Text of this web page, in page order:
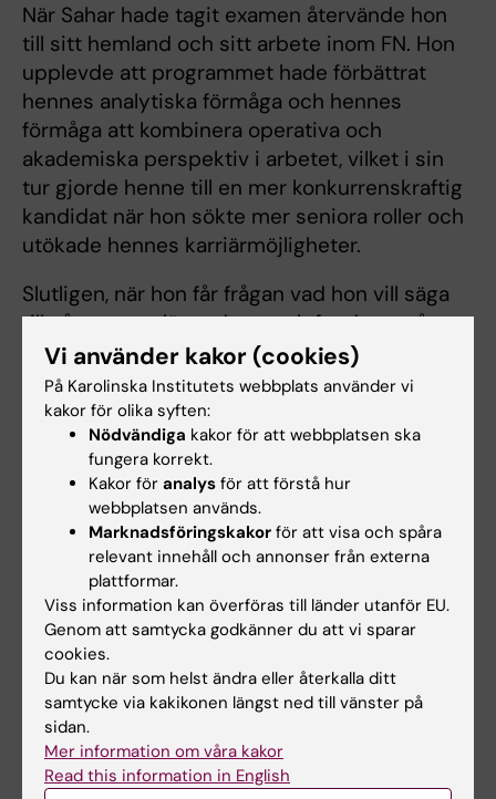
När Sahar hade tagit examen återvände hon
till sitt hemland och sitt arbete inom FN. Hon
upplevde att programmet hade förbättrat
hennes analytiska förmåga och hennes
förmåga att kombinera operativa och
akademiska perspektiv i arbetet, vilket i sin
tur gjorde henne till en mer konkurrenskraftig
kandidat när hon sökte mer seniora roller och
utökade hennes karriärmöjligheter.
Slutligen, när hon får frågan vad hon vill säga
till någon som läser detta och funderar på att
söka till masterprogrammet Public Health in
Disasters, är hennes svar snabbt och
uppmuntrande:
Gör det! Det är bland det bästa jag
någonsin har gjort, och jag skulle
rekommendera alla som har samma
möjlighet som jag att söka. Det kan
vara utmanande ibland, men
kombinationen av de akademiska
färdigheterna du lär dig och de
sociala erfarenheter du får kommer
att öppna dörrar för din framtida
karriär och stärka din personliga
utveckling.
Vi använder kakor (cookies)
På Karolinska Institutets webbplats använder vi
kakor för olika syften:
Nödvändiga kakor för att webbplatsen ska
fungera korrekt.
Kakor för analys för att förstå hur
webbplatsen används.
Marknadsföringskakor för att visa och spåra
relevant innehåll och annonser från externa
plattformar.
Viss information kan överföras till länder utanför EU.
Genom att samtycka godkänner du att vi sparar
cookies.
Du kan när som helst ändra eller återkalla ditt
samtycke via kakikonen längst ned till vänster på
sidan.
Mer information om våra kakor
Read this information in English